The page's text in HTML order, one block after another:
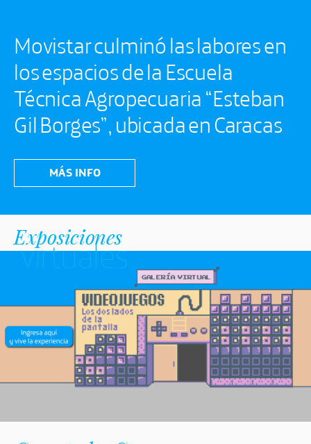
Movistar culminó las labores en
los espacios de la Escuela
Técnica Agropecuaria “Esteban
Gil Borges”, ubicada en Caracas
MÁS INFO
Exposiciones
virtuales